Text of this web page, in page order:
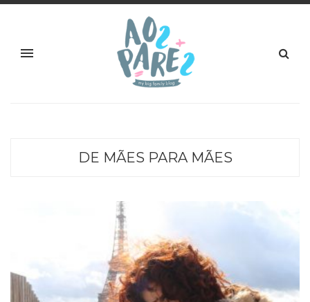
DE MÃES PARA MÃES